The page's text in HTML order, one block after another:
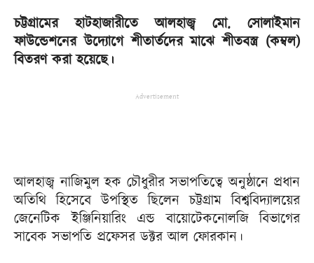
চট্টগ্রামের হাটহাজারীতে আলহাজ্ব মো. সোলাইমান
ফাউন্ডেশনের উদ্যোগে শীতার্তদের মাঝে শীতবস্ত্র (কম্বল)
বিতরণ করা হয়েছে।
Advertisement
আলহাজ্ব নাজিমুল হক চৌধুরীর সভাপতিত্বে অনুষ্ঠানে প্রধান
অতিথি হিসেবে উপস্থিত ছিলেন চট্টগ্রাম বিশ্ববিদ্যালয়ের
জেনেটিক ইঞ্জিনিয়ারিং এন্ড বায়োটেকনোলজি বিভাগের
সাবেক সভাপতি প্রফেসর ডক্টর আল ফোরকান।